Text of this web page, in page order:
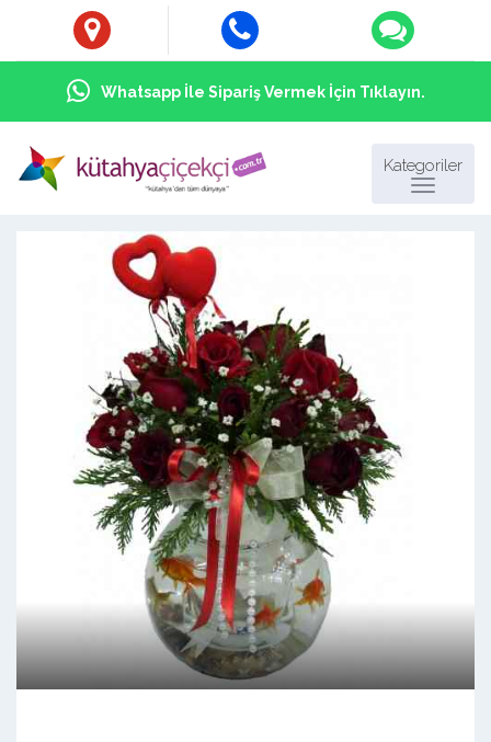
Whatsapp İle Sipariş Vermek İçin Tıklayın.
Kategoriler